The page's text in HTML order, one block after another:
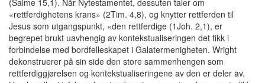
«rettferdighetens krans» (2Tim. 4,8), og knytter rettferden til
Jesus som utgangspunkt, «den rettferdige (1Joh. 2,1), er
begrepet brukt uavhengig av kontekstualiseringen det fikk i
forbindelse med bordfelleskapet i Galatermenigheten. Wright
dekonstruerer på sin side den store sammenhengen som
rettferdiggjørelsen og kontekstualiseringene av den er deler av.